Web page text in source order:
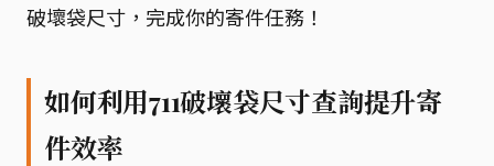
破壞袋尺寸，完成你的寄件任務！
如何利用711破壞袋尺寸查詢提升寄
件效率